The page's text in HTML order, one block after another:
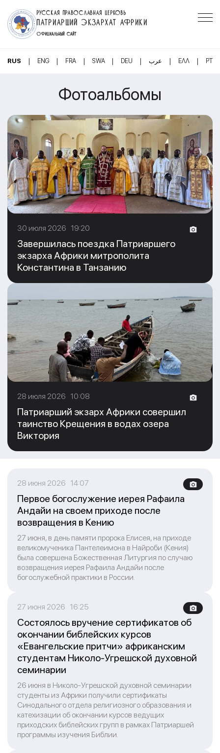
РУССКАЯ ПРАВОСЛАВНАЯ ЦЕРКОВЬ
ПАТРИАРШИЙ ЭКЗАРХАТ АФРИКИ
ОФИЦИАЛЬНЫЙ САЙТ
RUS | ENG | FRA | SWA | DEU | عرب | ΕΛΛ | PT
Фотоальбомы
30 июля 2026 19:20
Завершилась поездка Патриаршего
экзарха Африки митрополита
Константина в Танзанию
28 июля 2026 10:08
Патриарший экзарх Африки совершил
таинство Крещения в водах озера
Виктория
28 июня 2026 14:07
Первое богослужение иерея Рафаила
Андайи на своем приходе после
возвращения в Кению
27 июня, в день памяти пророка Елисея, на приходе
великомученика Пантелеимона в Найроби (Кения)
была совершена Божественная Литургия по случаю
возвращения иерея Рафаила Андайи после
богослужебной практики в России.
27 июня 2026 16:25
Состоялось вручение сертификатов об
окончании библейских курсов
«Евангельские притчи» африканским
студентам Николо-Угрешской духовной
семинарии
26 июня в Николо-Угрешской духовной семинарии
студенты из Африки получили сертификаты
Синодального отдела религиозного образования и
катехизации об окончании курсов ведущих
приходских библейских групп в рамках Патриаршей
программы изучения Библии.